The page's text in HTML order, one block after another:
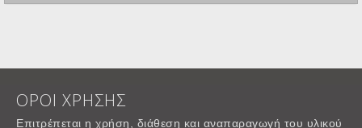
ΟΡΟΙ ΧΡΗΣΗΣ
Επιτρέπεται η χρήση, διάθεση και αναπαραγωγή του υλικού